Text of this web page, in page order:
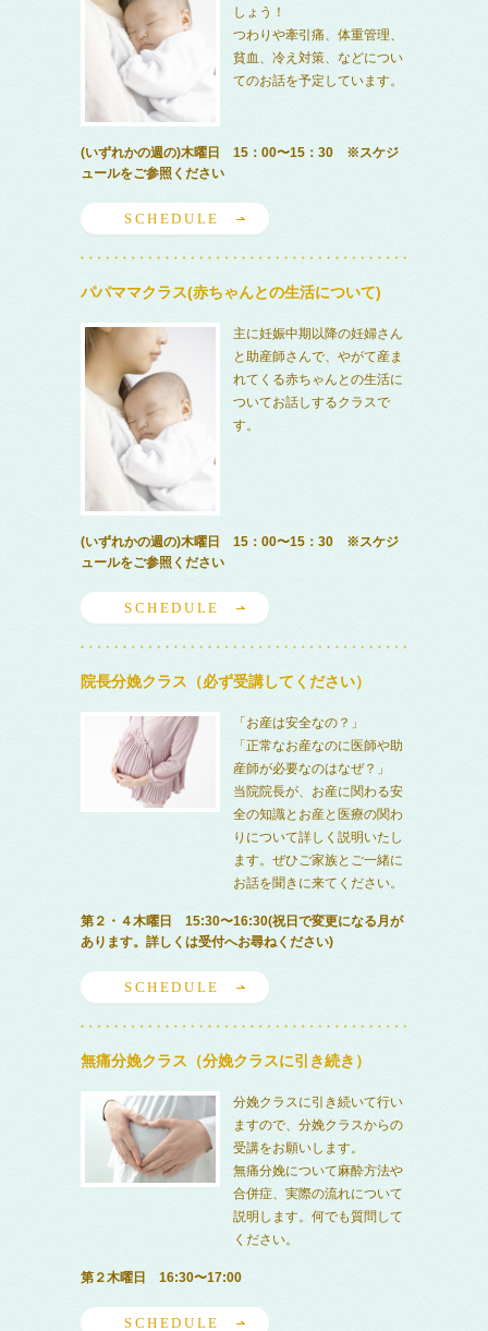
しょう！
つわりや牽引痛、体重管理、
貧血、冷え対策、などについ
てのお話を予定しています。
(いずれかの週の)木曜日 15：00〜15：30 ※スケジ
ュールをご参照ください
SCHEDULE
パパママクラス(赤ちゃんとの生活について)
主に妊娠中期以降の妊婦さん
と助産師さんで、やがて産ま
れてくる赤ちゃんとの生活に
ついてお話しするクラスで
す。
(いずれかの週の)木曜日 15：00〜15：30 ※スケジ
ュールをご参照ください
SCHEDULE
院長分娩クラス（必ず受講してください）
「お産は安全なの？」
「正常なお産なのに医師や助
産師が必要なのはなぜ？」
当院院長が、お産に関わる安
全の知識とお産と医療の関わ
りについて詳しく説明いたし
ます。ぜひご家族とご一緒に
お話を聞きに来てください。
第２・４木曜日 15:30〜16:30(祝日で変更になる月が
あります。詳しくは受付へお尋ねください)
SCHEDULE
無痛分娩クラス（分娩クラスに引き続き）
分娩クラスに引き続いて行い
ますので、分娩クラスからの
受講をお願いします。
無痛分娩について麻酔方法や
合併症、実際の流れについて
説明します。何でも質問して
ください。
第２木曜日 16:30〜17:00
SCHEDULE